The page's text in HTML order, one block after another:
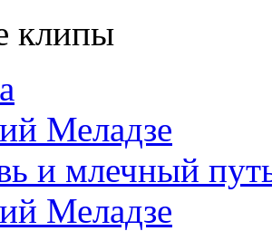
клипы
Меладзе
и млечный
Меладзе